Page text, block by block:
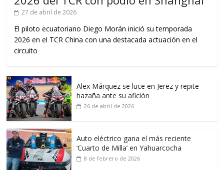
27 de abril de 2026
El piloto ecuatoriano Diego Morán inició su temporada
2026 en el TCR China con una destacada actuación en el
circuito
Alex Márquez se luce en Jerez y repite
hazaña ante su afición
26 de abril de 2026
Auto eléctrico gana el más reciente
‘Cuarto de Milla’ en Yahuarcocha
8 de febrero de 2026